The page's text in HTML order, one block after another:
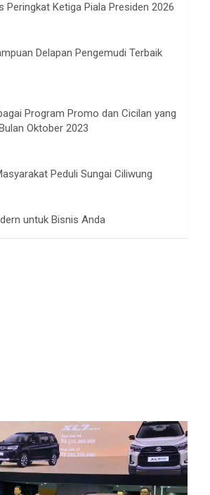
Peringkat Ketiga Piala Presiden 2026
Delapan Pengemudi Terbaik
Program Promo dan Cicilan yang
Oktober 2023
Peduli Sungai Ciliwung
untuk Bisnis Anda